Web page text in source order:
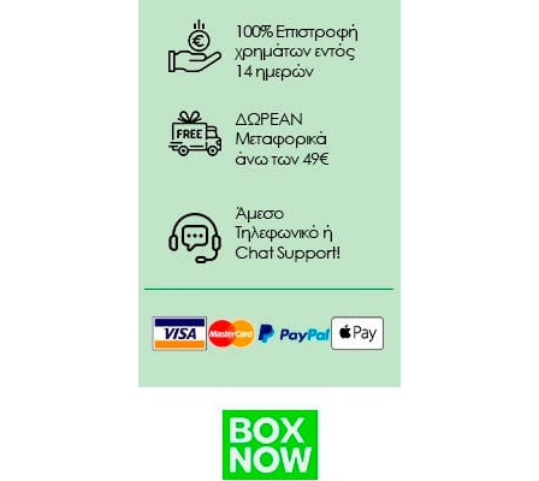
Helianthus Annuus (Sunflower) Seed Oil, Lanolin,
Panthenol, Paraffinum Liquidum, Parfum, Petrolatum,